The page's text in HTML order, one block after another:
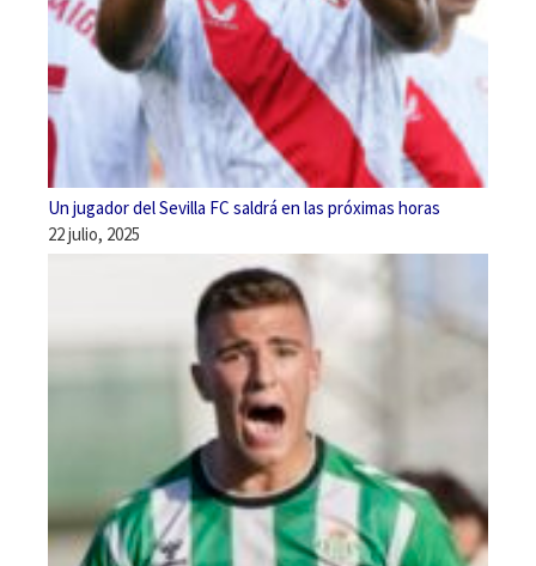
Un jugador del Sevilla FC saldrá en las próximas horas
22 julio, 2025